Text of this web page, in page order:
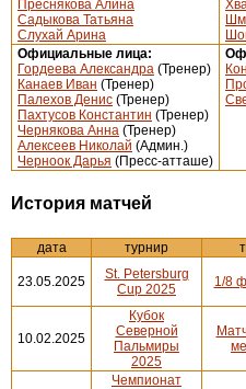
Преснякова Алина
Садыкова Татьяна
Слухай Арина
Официальные лица:
Гордеева Александра (Тренер)
Канаев Иван (Тренер)
Палехов Денис (Тренер)
Пахтусов Константин (Тренер)
Чернякова Анна (Тренер)
Алексеев Николай (Админ.)
Черноок Дарья (Пресс-атташе)
История матчей
дата турнир
23.05.2025
St. Petersburg
Cup 2025
1/8
10.02.2025
Кубок
Северной
Пальмиры
2025
Чемпионат